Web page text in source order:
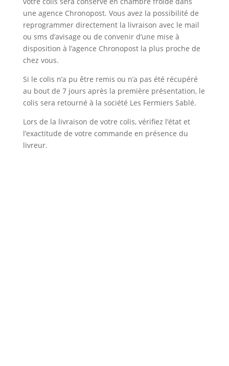
une agence Chronopost. Vous avez la possibilité de
reprogrammer directement la livraison avec le mail
ou sms d’avisage ou de convenir d’une mise à
disposition à l’agence Chronopost la plus proche de
chez vous.
Si le colis n’a pu être remis ou n’a pas été récupéré
au bout de 7 jours après la première présentation, le
colis sera retourné à la société Les Fermiers Sablé.
Lors de la livraison de votre colis, vérifiez l’état et
l’exactitude de votre commande en présence du
livreur.